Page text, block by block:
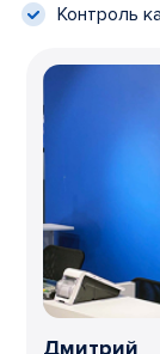
Контроль
Дмитрий